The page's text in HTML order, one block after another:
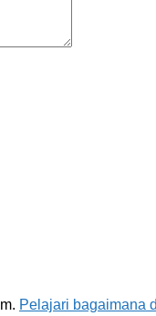
Pelajari bagaimana